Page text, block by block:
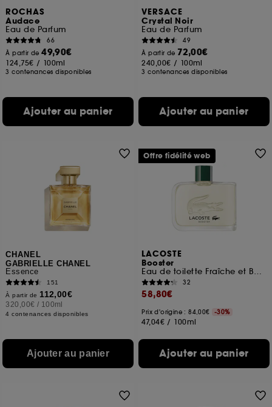
ROCHAS
Audace
Eau de Parfum
66
À partir de49,90€
124,75€ / 100ml
3 contenances disponibles
Ajouter au panier
VERSACE
Crystal Noir
Eau de Parfum
49
À partir de 72,00€
240,00€ / 100ml
3 contenances disponibles
Ajouter au panier
CHANEL
GABRIELLE CHANEL
Essence
151
À partir de 112,00€
320,00€ / 100ml
4 contenances disponibles
Ajouter au panier
LACOSTE
Booster
Eau de toilette Fraîche et Boisée
32
58,80€
Prix d'origine : 84,00€ -30%
47,04€ / 100ml
Ajouter au panier
Offre fidélité web